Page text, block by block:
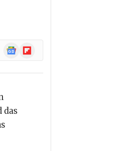
Google
News
Flipboard
das